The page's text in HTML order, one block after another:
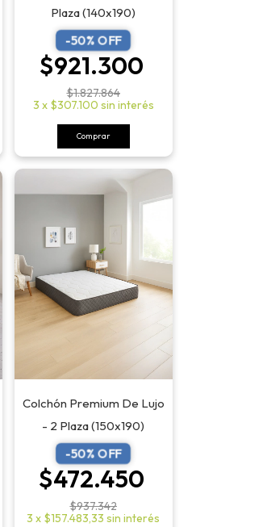
Plaza (140x190)
-50% OFF
$921.300
$1.827.864
3 x $307.100 sin interés
Comprar
Colchón Premium De Lujo
- 2 Plaza (150x190)
-50% OFF
$472.450
$937.342
3 x $157.483,33 sin interés